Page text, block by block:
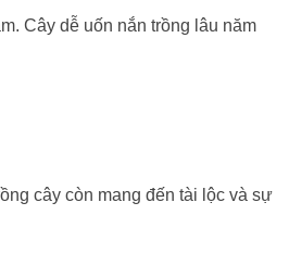
Cây dễ uốn nắn trồng lâu năm
cây còn mang đến tài lộc và sự